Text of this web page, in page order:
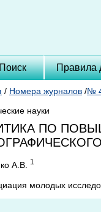
Правила
/ Номера журналов /№
науки
ПО
А.В. 1
молодых